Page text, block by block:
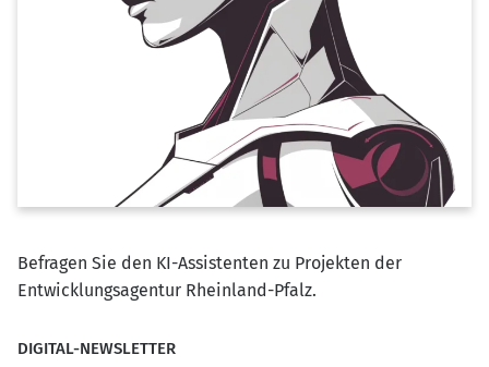
Befragen Sie den KI-Assistenten zu Projekten der
Entwicklungsagentur Rheinland-Pfalz.
DIGITAL-NEWSLETTER